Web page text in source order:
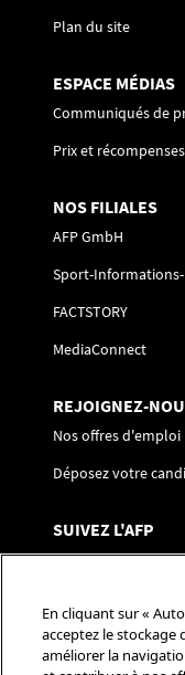
Plan du site
ESPACE MÉDIAS
Communiqués de
Prix et récompenses
NOS FILIALES
AFP GmbH
Sport-Informations-
FACTSTORY
MediaConnect
REJOIGNEZ-
Nos offres d'emploi
Déposez votre
SUIVEZ L'AFP
Nous contacter
Réseaux sociaux
En cliquant sur «
acceptez le
améliorer la